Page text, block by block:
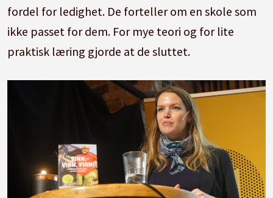
fordel for ledighet. De forteller om en skole som
ikke passet for dem. For mye teori og for lite
praktisk læring gjorde at de sluttet.